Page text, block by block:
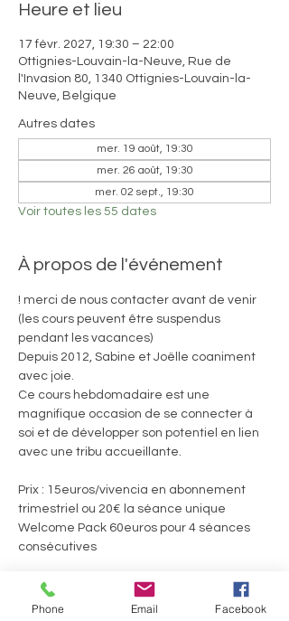
Heure et lieu
17 févr. 2027, 19:30 – 22:00
Ottignies-Louvain-la-Neuve, Rue de
l'Invasion 80, 1340 Ottignies-Louvain-la-
Neuve, Belgique
Autres dates
mer. 19 août, 19:30
mer. 26 août, 19:30
mer. 02 sept., 19:30
Voir toutes les 55 dates
À propos de l'événement
! merci de nous contacter avant de venir
(les cours peuvent être suspendus
pendant les vacances)
Depuis 2012, Sabine et Joëlle coaniment
avec joie.
Ce cours hebdomadaire est une
magnifique occasion de se connecter à
soi et de développer son potentiel en lien
avec une tribu accueillante.
Prix : 15euros/vivencia en abonnement
trimestriel ou 20€ la séance unique
Welcome Pack 60euros pour 4 séances
consécutives
Ils.Elles témoignent :
Afficher plus
Phone Email Facebook